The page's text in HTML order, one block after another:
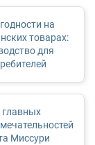
на
товарах:
для
главных
Миссури